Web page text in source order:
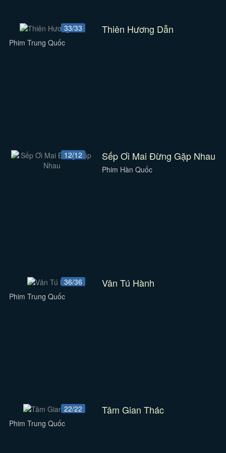
33/33 Thiên Hương Dẫn
Phim Trung Quốc
12/12 Sếp Ơi Mai Đừng Gặp Nhau
Phim Hàn Quốc
36/36 Vân Tú Hành
Phim Trung Quốc
22/22 Tâm Gian Thác
Phim Trung Quốc